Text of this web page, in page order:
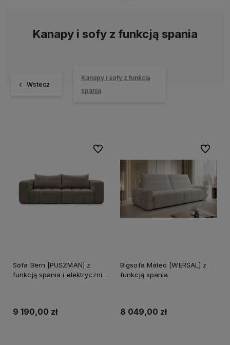
Kanapy i sofy z funkcją spania
Wstecz
Kanapy i sofy z funkcją
spania
Sofa Bern [PUSZMAN] z
funkcją spania i elektrycznie
9 190,00 zł
Do ulubionych
Bigsofa Mateo [WERSAL] z
funkcją spania
8 049,00 zł
Do